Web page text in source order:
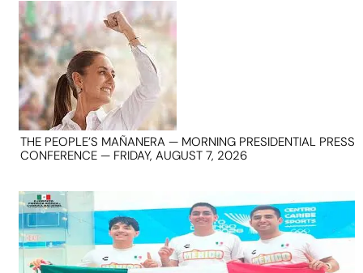
THE PEOPLE’S MAÑANERA — MORNING PRESIDENTIAL PRESS
CONFERENCE — FRIDAY, AUGUST 7, 2026